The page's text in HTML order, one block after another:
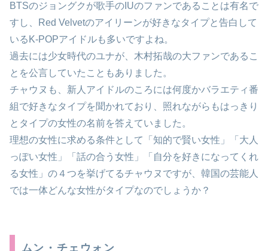
BTSのジョングクが歌手のIUのファンであることは有名で
すし、Red Velvetのアイリーンが好きなタイプと告白して
いるK-POPアイドルも多いですよね。
過去には少女時代のユナが、木村拓哉の大ファンであるこ
とを公言していたこともありました。
チャウヌも、新人アイドルのころには何度かバラエティ番
組で好きなタイプを聞かれており、照れながらもはっきり
とタイプの女性の名前を答えていました。
理想の女性に求める条件として「知的で賢い女性」「大人
っぽい女性」「話の合う女性」「自分を好きになってくれ
る女性」の４つを挙げてるチャウヌですが、韓国の芸能人
では一体どんな女性がタイプなのでしょうか？
ムン・チェウォン